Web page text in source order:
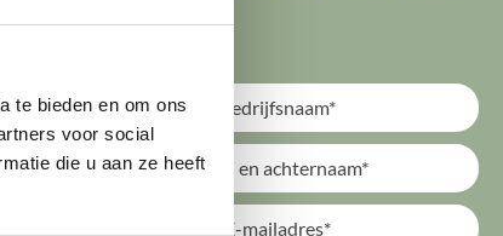
te bieden en om ons
voor social
die u aan ze heeft